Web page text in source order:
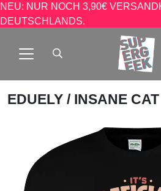
NEU: NUR NOCH 3,90€
DEUTSCHLANDS.
EDUELY / INSANE CAT